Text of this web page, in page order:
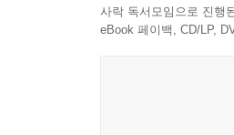
사락 독서모임으로 진행
eBook 페이백, CD/LP,